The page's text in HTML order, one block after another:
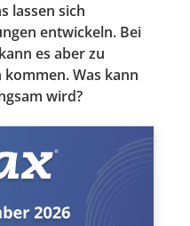
lassen sich
entwickeln. Bei
es aber zu
Was kann
wird?